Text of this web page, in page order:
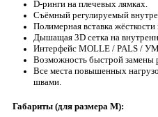
D-ринги на плечевых лямках.
Съёмный регулируемый
Полимерная вставка жёсткости
Дышащая 3D сетка на
Интерфейс MOLLE / PALS /
Возможность быстрой замены
Все места повышенных
швами.
Габариты (для размера М):